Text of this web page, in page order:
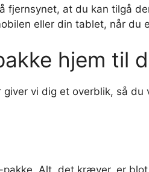
fjernsynet, at du kan tilgå
eller din tablet, når du
hjem til
vi dig et overblik, så du
Alt, det kræver, er